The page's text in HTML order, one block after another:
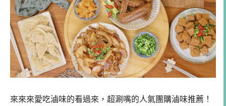
來來來愛吃滷味的看過來，超涮嘴的人氣團購滷味推薦！